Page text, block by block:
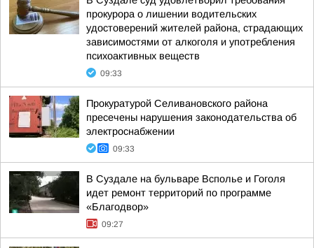
прокурора о лишении водительских
удостоверений жителей района, страдающих
зависимостями от алкоголя и употребления
психоактивных веществ
09:33
Прокуратурой Селивановского района
пресечены нарушения законодательства об
электроснабжении
09:33
В Суздале на бульваре Всполье и Гоголя
идет ремонт территорий по программе
«Благодвор»
09:27